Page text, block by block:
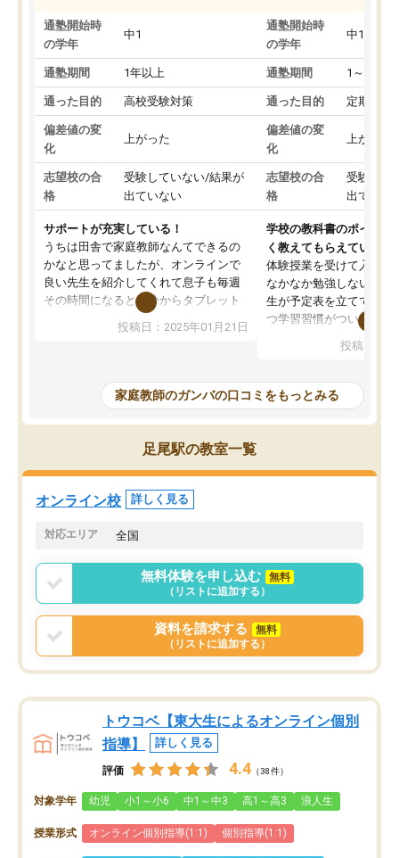
通塾開始時
の学年
中1
通塾期間 1年以上
通った目的 高校受験対策
偏差値の変
化
上がった
志望校の合
格
受験していない/結果が
出ていない
サポートが充実している！
うちは田舎で家庭教師なんてできるの
かなと思ってましたが、オンラインで
良い先生を紹介してくれて息子も毎週
その時間になると自分からタブレット
を開いてzoomを繋げるようになりまし
た！5科目なんでもOKなのもとても気
めて1年ほどだった今では平均点以上の
科目が増えてきました！あと1年受験ま
であるので無料の週末教室を使用しな
がら頑張って欲しいと思います！
投稿日：2025年01月21日
通塾開始時
の学年
中1
通塾期間 1～3ヵ月
通った目的 定期テス
偏差値の変
化
上がった
志望校の合
格
受験して
出ていな
学校の教科書のポイント
く教えてもらえている
体験授業を受けて入塾し
なかなか勉強しない息子
生が予定表を立ててくれ
つ学習習慣がついてきま
指導が無い日も予定表
問できるのでとても助か
投稿日：
家庭教師のガンバの口コミをもっとみる
足尾駅の教室一覧
オンライン校 詳しく見る
対応エリア 全国
無料体験を申し込む
無料
（リストに追加する）
資料を請求する
無料
（リストに追加する）
トウコベ【東大生によるオンライン個別
指導】
詳しく見る
評価 4.4 （38件）
対象学年 幼児 小1～小6 中1～中3 高1～高3 浪人生
授業形式 オンライン個別指導(1:1) 個別指導(1:1)